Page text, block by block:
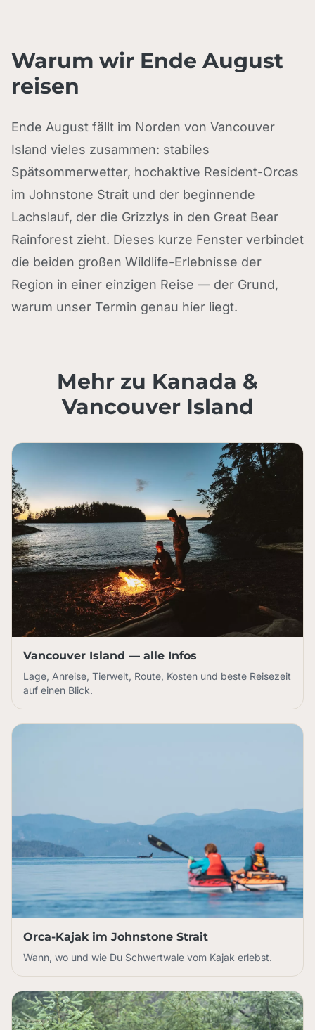
Warum wir Ende August
reisen
Ende August fällt im Norden von Vancouver
Island vieles zusammen: stabiles
Spätsommerwetter, hochaktive Resident-Orcas
im Johnstone Strait und der beginnende
Lachslauf, der die Grizzlys in den Great Bear
Rainforest zieht. Dieses kurze Fenster verbindet
die beiden großen Wildlife-Erlebnisse der
Region in einer einzigen Reise — der Grund,
warum unser Termin genau hier liegt.
Mehr zu Kanada &
Vancouver Island
Vancouver Island — alle Infos
Lage, Anreise, Tierwelt, Route, Kosten und beste Reisezeit
auf einen Blick.
Orca-Kajak im Johnstone Strait
Wann, wo und wie Du Schwertwale vom Kajak erlebst.